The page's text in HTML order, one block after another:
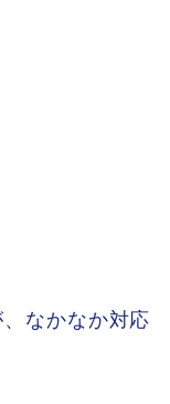
なかなか対応